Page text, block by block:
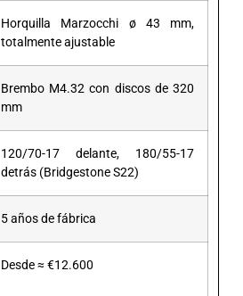
Horquilla Marzocchi ø 43 mm,
totalmente ajustable
Brembo M4.32 con discos de 320
mm
120/70-17 delante, 180/55-17
detrás (Bridgestone S22)
5 años de fábrica
Desde ≈ €12.600